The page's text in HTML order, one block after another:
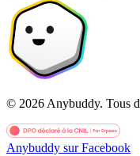
© 2026 Anybuddy. Tous
Anybuddy sur Facebook